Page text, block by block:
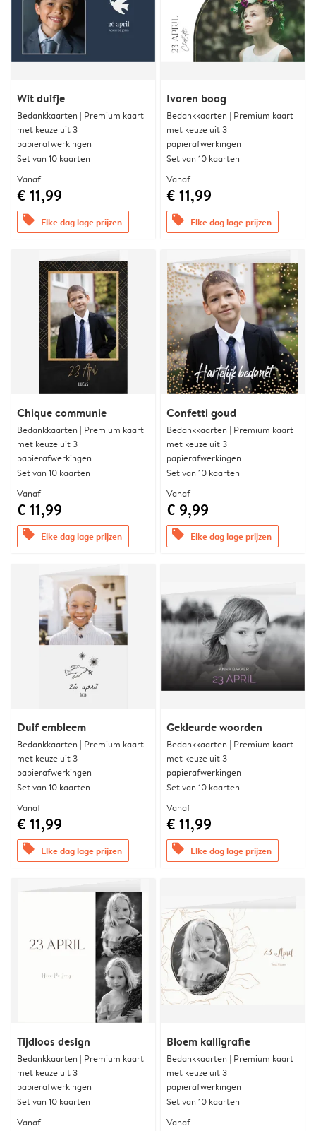
Wit duifje
Bedankkaarten | Premium kaart
met keuze uit 3
papierafwerkingen
Set van 10 kaarten
Vanaf
€ 11,99
offers Elke dag lage prijzen
Ivoren boog
Bedankkaarten | Premium kaart
met keuze uit 3
papierafwerkingen
Set van 10 kaarten
Vanaf
€ 11,99
offers Elke dag lage prijzen
Chique communie
Bedankkaarten | Premium kaart
met keuze uit 3
papierafwerkingen
Set van 10 kaarten
Vanaf
€ 11,99
offers Elke dag lage prijzen
Confetti goud
Bedankkaarten | Premium kaart
met keuze uit 3
papierafwerkingen
Set van 10 kaarten
Vanaf
€ 9,99
offers Elke dag lage prijzen
Duif embleem
Bedankkaarten | Premium kaart
met keuze uit 3
papierafwerkingen
Set van 10 kaarten
Vanaf
€ 11,99
offers Elke dag lage prijzen
Gekleurde woorden
Bedankkaarten | Premium kaart
met keuze uit 3
papierafwerkingen
Set van 10 kaarten
Vanaf
€ 11,99
offers Elke dag lage prijzen
Tijdloos design
Bedankkaarten | Premium kaart
met keuze uit 3
papierafwerkingen
Set van 10 kaarten
Vanaf
Bloem kalligrafie
Bedankkaarten | Premium kaart
met keuze uit 3
papierafwerkingen
Set van 10 kaarten
Vanaf